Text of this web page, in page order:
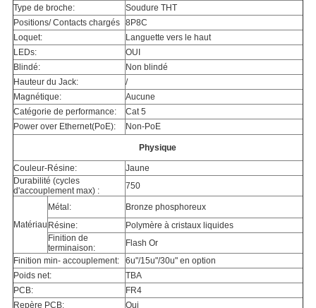
Type de broche:
Soudure THT
Positions/ Contacts chargés 8P8C
Loquet:
Languette vers le haut
LEDs:
OUI
Blindé:
Non blindé
Hauteur du Jack:
/
Magnétique:
Aucune
Catégorie de performance:
Cat 5
Power over Ethernet(PoE):
Non-PoE
Physique
Couleur-Résine:
Jaune
Durabilité (cycles
d'accouplement max) :
750
Matériau
Métal:
Bronze phosphoreux
Résine:
Polymère à cristaux liquides
Finition de
terminaison:
Flash Or
Finition min- accouplement:
6u"/15u"/30u" en option
Poids net:
TBA
PCB:
FR4
Repère PCB:
Oui